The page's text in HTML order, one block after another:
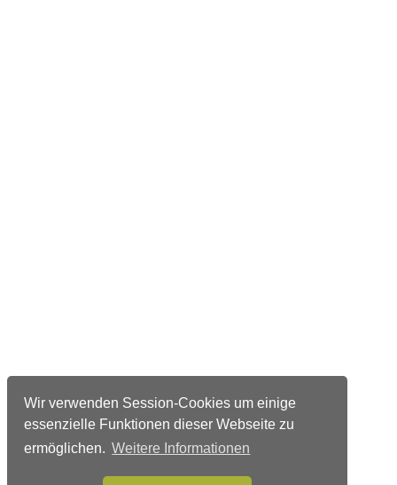
Wir verwenden Session-Cookies um einige
essenzielle Funktionen dieser Webseite zu
ermöglichen. Weitere Informationen